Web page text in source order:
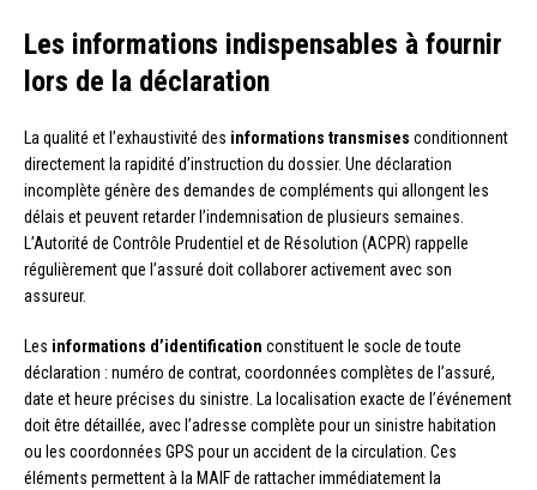
Les informations indispensables à fournir
lors de la déclaration
La qualité et l’exhaustivité des informations transmises conditionnent
directement la rapidité d’instruction du dossier. Une déclaration
incomplète génère des demandes de compléments qui allongent les
délais et peuvent retarder l’indemnisation de plusieurs semaines.
L’Autorité de Contrôle Prudentiel et de Résolution (ACPR) rappelle
régulièrement que l’assuré doit collaborer activement avec son
assureur.
Les informations d’identification constituent le socle de toute
déclaration : numéro de contrat, coordonnées complètes de l’assuré,
date et heure précises du sinistre. La localisation exacte de l’événement
doit être détaillée, avec l’adresse complète pour un sinistre habitation
ou les coordonnées GPS pour un accident de la circulation. Ces
éléments permettent à la MAIF de rattacher immédiatement la